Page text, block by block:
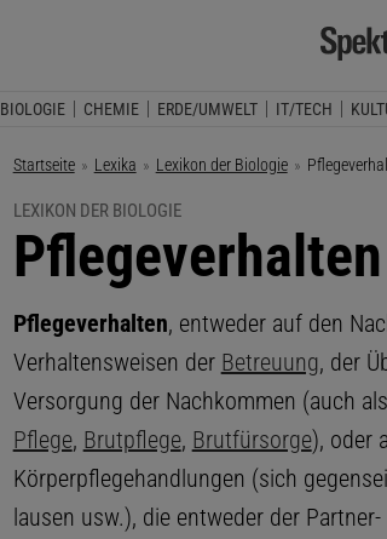
BIOLOGIE CHEMIE ERDE/UMWELT IT/TECH
Startseite Lexika Lexikon der Biologie Aktuelle
LEXIKON DER BIOLOGIE
:
Pflegeverhalten
Pflegeverhalten, entweder auf den
Verhaltensweisen der Betreuung, der
Versorgung der Nachkommen (auch als
Pflege, Brutpflege, Brutfürsorge), oder
Körperpflegehandlungen (sich
lausen usw.), die entweder der Partner-